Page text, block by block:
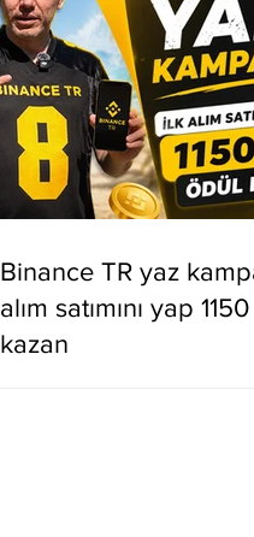
Binance TR yaz
alım satımını yap
kazan